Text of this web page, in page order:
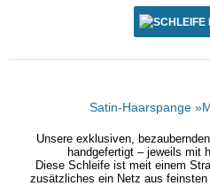
Satin-Haarspange
Unsere exklusiven,
handgefertigt – jeweils mit
Diese Schleife ist meit einem
zusätzliches ein Netz aus